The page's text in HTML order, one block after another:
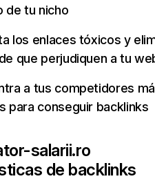
de tu nicho
los enlaces tóxicos y
que perjudiquen a tu
a tus competidores
para conseguir backlinks
salarii.ro
de backlinks